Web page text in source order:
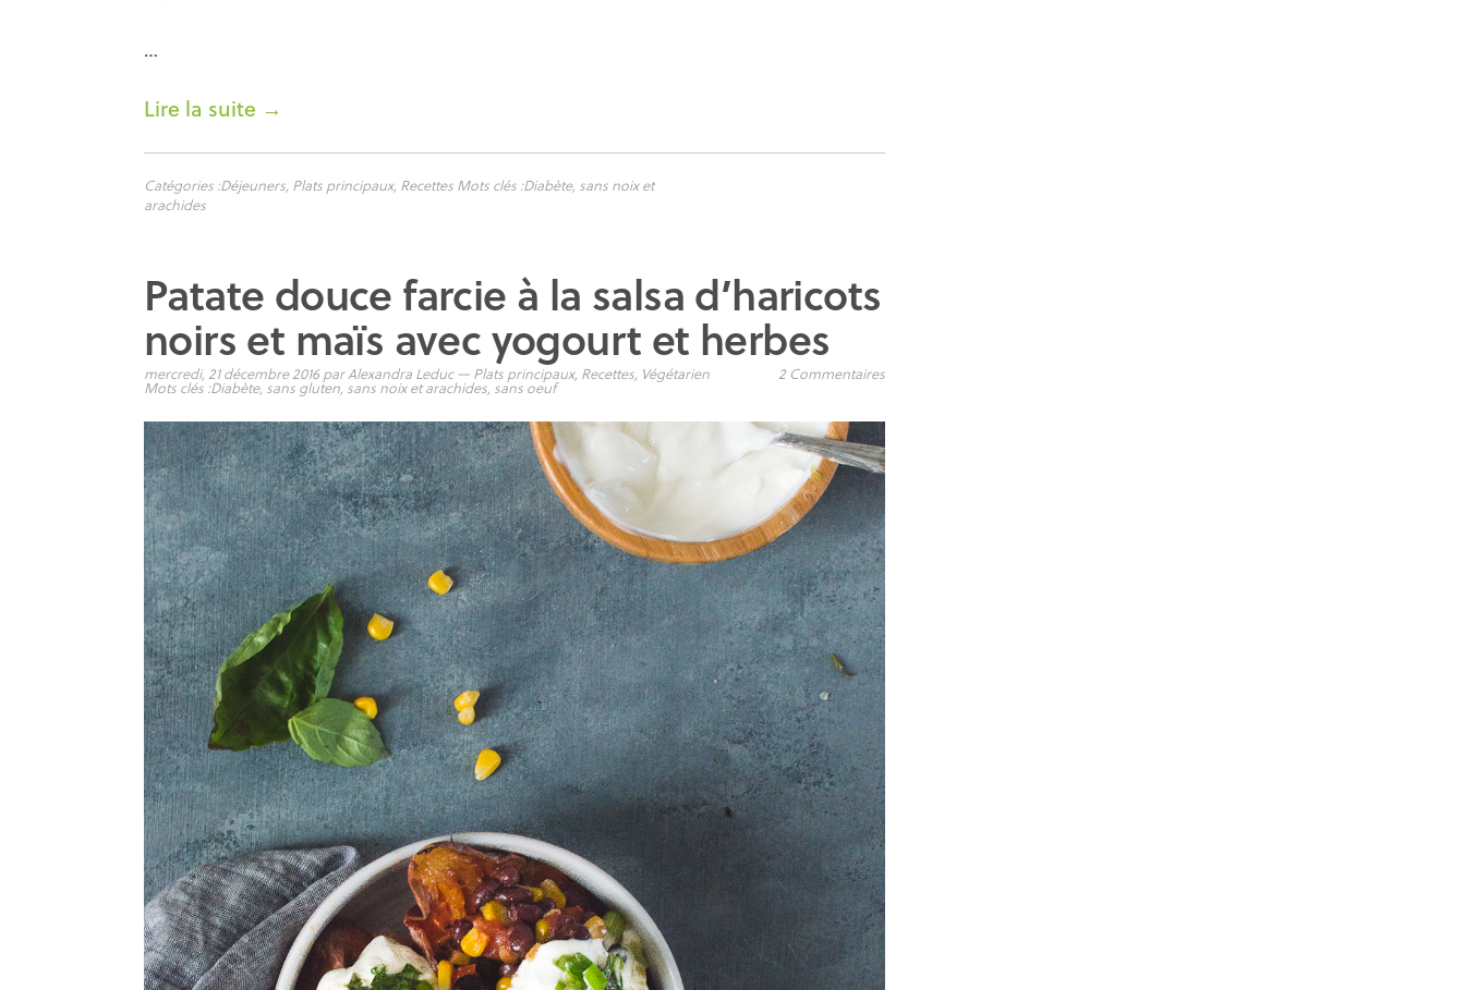
…
Lire la suite →
Catégories :Déjeuners, Plats principaux, Recettes Mots clés :Diabète, sans noix et
arachides
Patate douce farcie à la salsa d’haricots
noirs et maïs avec yogourt et herbes
mercredi, 21 décembre 2016 parAlexandra Leduc — Plats principaux, Recettes, Végétarien
Mots clés :Diabète, sans gluten, sans noix et arachides, sans oeuf
2 Commentaires